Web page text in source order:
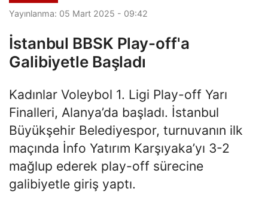
Yayınlanma: 05 Mart 2025 - 09:42
İstanbul BBSK Play-off'a
Galibiyetle Başladı
Kadınlar Voleybol 1. Ligi Play-off Yarı
Finalleri, Alanya’da başladı. İstanbul
Büyükşehir Belediyespor, turnuvanın ilk
maçında İnfo Yatırım Karşıyaka’yı 3-2
mağlup ederek play-off sürecine
galibiyetle giriş yaptı.